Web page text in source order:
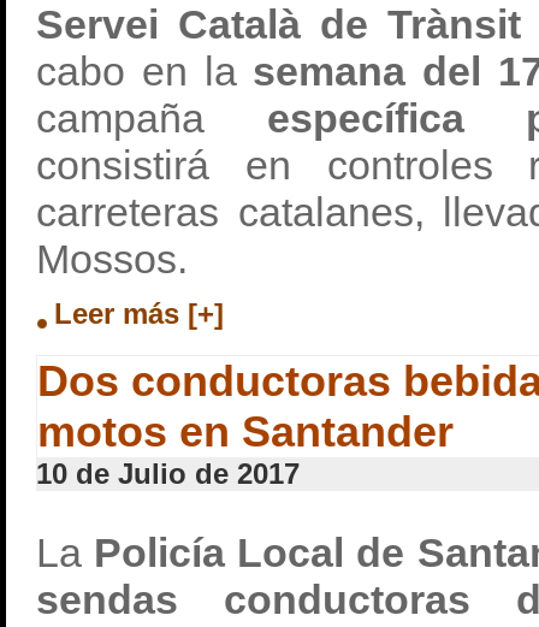
Servei Català de
cabo en la semana del
campaña específica
consistirá en controles
carreteras catalanes,
Mossos.
Leer más [+]
Dos conductoras
motos en Santander
10 de Julio de 2017
La Policía Local de
sendas conductoras